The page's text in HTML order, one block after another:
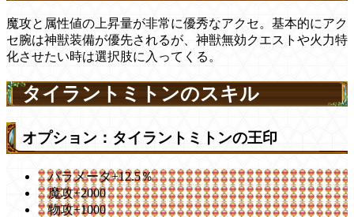
魔攻と属性値の上昇量が非常に優秀なアクセ。基本的にアク
セ腕は神獣装備が優先されるが、神獣無効クエストや火力特
化させたい時は選択肢に入ってくる。
タイラントミトンのスキル
オプション：タイラントミトンの王印
パラメータ+12.5％
魔攻+2000
物攻+1000